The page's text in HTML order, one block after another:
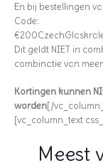
En bij bestellingen
Code:
Dit geldt NIET in
combinatie van
Kortingen kunnen
worden[/
[vc_column_text
Meest